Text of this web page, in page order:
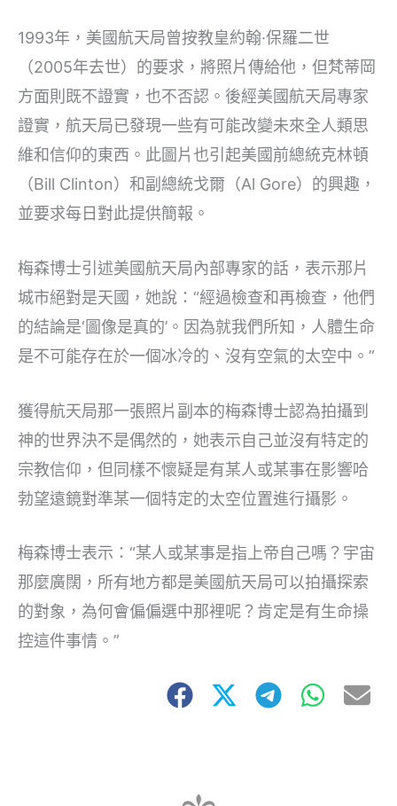
1993年，美國航天局曾按教皇約翰·保羅二世
（2005年去世）的要求，將照片傳給他，但梵蒂岡
方面則既不證實，也不否認。後經美國航天局專家
證實，航天局已發現一些有可能改變未來全人類思
維和信仰的東西。此圖片也引起美國前總統克林頓
（Bill Clinton）和副總統戈爾（Al Gore）的興趣，
並要求每日對此提供簡報。
梅森博士引述美國航天局內部專家的話，表示那片
城市絕對是天國，她說：“經過檢查和再檢查，他們
的結論是‘圖像是真的’。因為就我們所知，人體生命
是不可能存在於一個冰冷的、沒有空氣的太空中。”
獲得航天局那一張照片副本的梅森博士認為拍攝到
神的世界決不是偶然的，她表示自己並沒有特定的
宗教信仰，但同樣不懷疑是有某人或某事在影響哈
勃望遠鏡對準某一個特定的太空位置進行攝影。
梅森博士表示：“某人或某事是指上帝自己嗎？宇宙
那麼廣闊，所有地方都是美國航天局可以拍攝探索
的對象，為何會偏偏選中那裡呢？肯定是有生命操
控這件事情。”